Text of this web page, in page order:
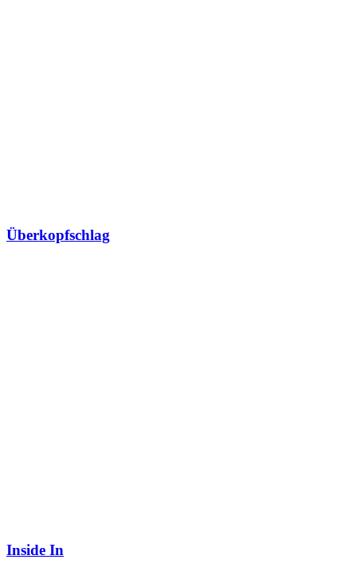
Überkopfschlag
Inside In